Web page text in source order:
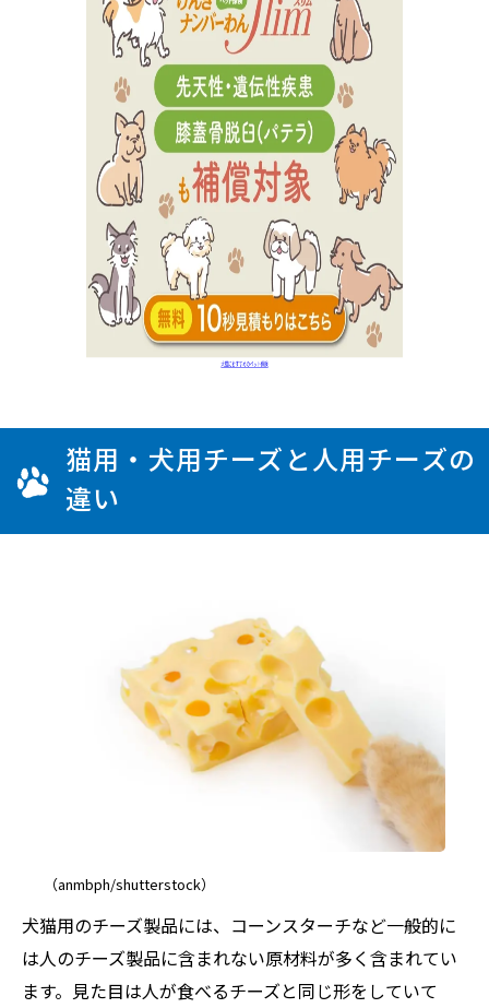
猫用・犬用チーズと人用チーズの
違い
（anmbph/shutterstock）
犬猫用のチーズ製品には、コーンスターチなど一般的に
は人のチーズ製品に含まれない原材料が多く含まれてい
ます。見た目は人が食べるチーズと同じ形をしていて